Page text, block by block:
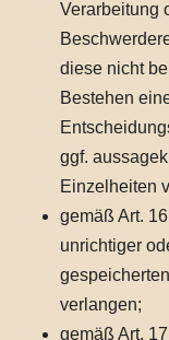
Verarbeitung
diese nicht
Bestehen
ggf.
Einzelheiten
gemäß Art.
unrichtiger
verlangen;
gemäß Art.